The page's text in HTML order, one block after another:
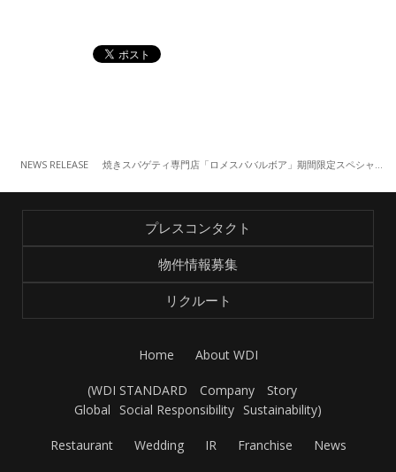
NEWS RELEASE 焼きスパゲティ専門店「ロメスパバルボア」期間限定スペシャルスパゲティ「厚揚げの四川風麻婆豆腐 焼きスパ」
プレスコンタクト
物件情報募集
リクルート
Home About WDI
(WDI STANDARD Company
Story
Global Social Responsibility Sustainability)
Restaurant Wedding IR Franchise News